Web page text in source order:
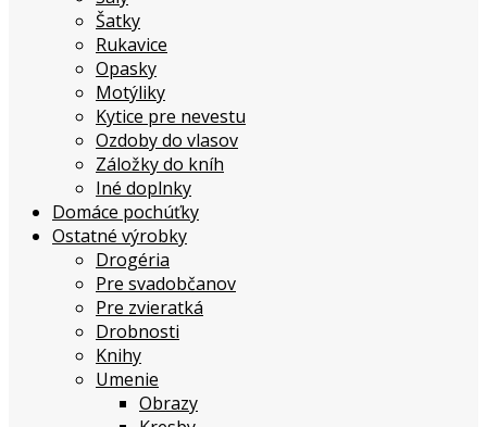
Šatky
Rukavice
Opasky
Motýliky
Kytice pre nevestu
Ozdoby do vlasov
Záložky do kníh
Iné doplnky
Domáce pochúťky
Ostatné výrobky
Drogéria
Pre svadobčanov
Pre zvieratká
Drobnosti
Knihy
Umenie
Obrazy